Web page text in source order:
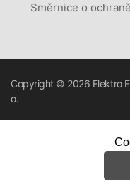
Směrnice o
Copyright © 2026 Elektro
o.